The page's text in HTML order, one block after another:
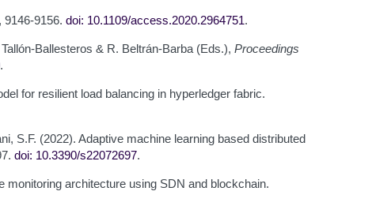
9146-9156. doi: 10.1109/access.2020.2964751.
Ballesteros & R. Beltrán-Barba (Eds.), Proceedings
.
for resilient load balancing in hyperledger fabric.
S.F. (2022). Adaptive machine learning based distributed
doi: 10.3390/s22072697.
monitoring architecture using SDN and blockchain.